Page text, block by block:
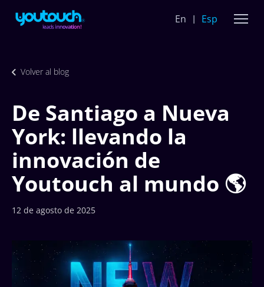
En Esp
Volver al blog
De Santiago a Nueva
York: llevando la
innovación de
Youtouch al mundo 🌎
12 de agosto de 2025